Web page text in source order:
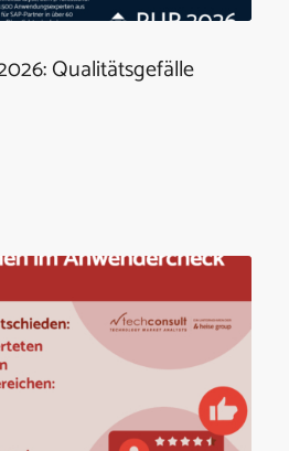
Qualitätsgefälle